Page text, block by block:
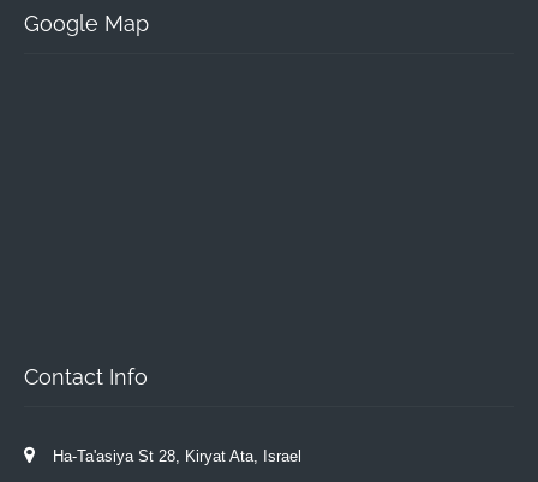
Google Map
Contact Info
Ha-Ta'asiya St 28, Kiryat Ata, Israel